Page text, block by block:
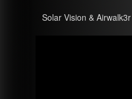
Solar Vision &